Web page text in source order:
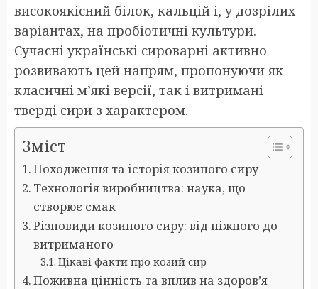
високоякісний білок, кальцій і, у дозрілих
варіантах, на пробіотичні культури.
Сучасні українські сироварні активно
розвивають цей напрям, пропонуючи як
класичні м’які версії, так і витримані
тверді сири з характером.
Зміст
Походження та історія козиного сиру
Технологія виробництва: наука, що
створює смак
Різновиди козиного сиру: від ніжного до
витриманого
Цікаві факти про козий сир
Поживна цінність та вплив на здоров’я